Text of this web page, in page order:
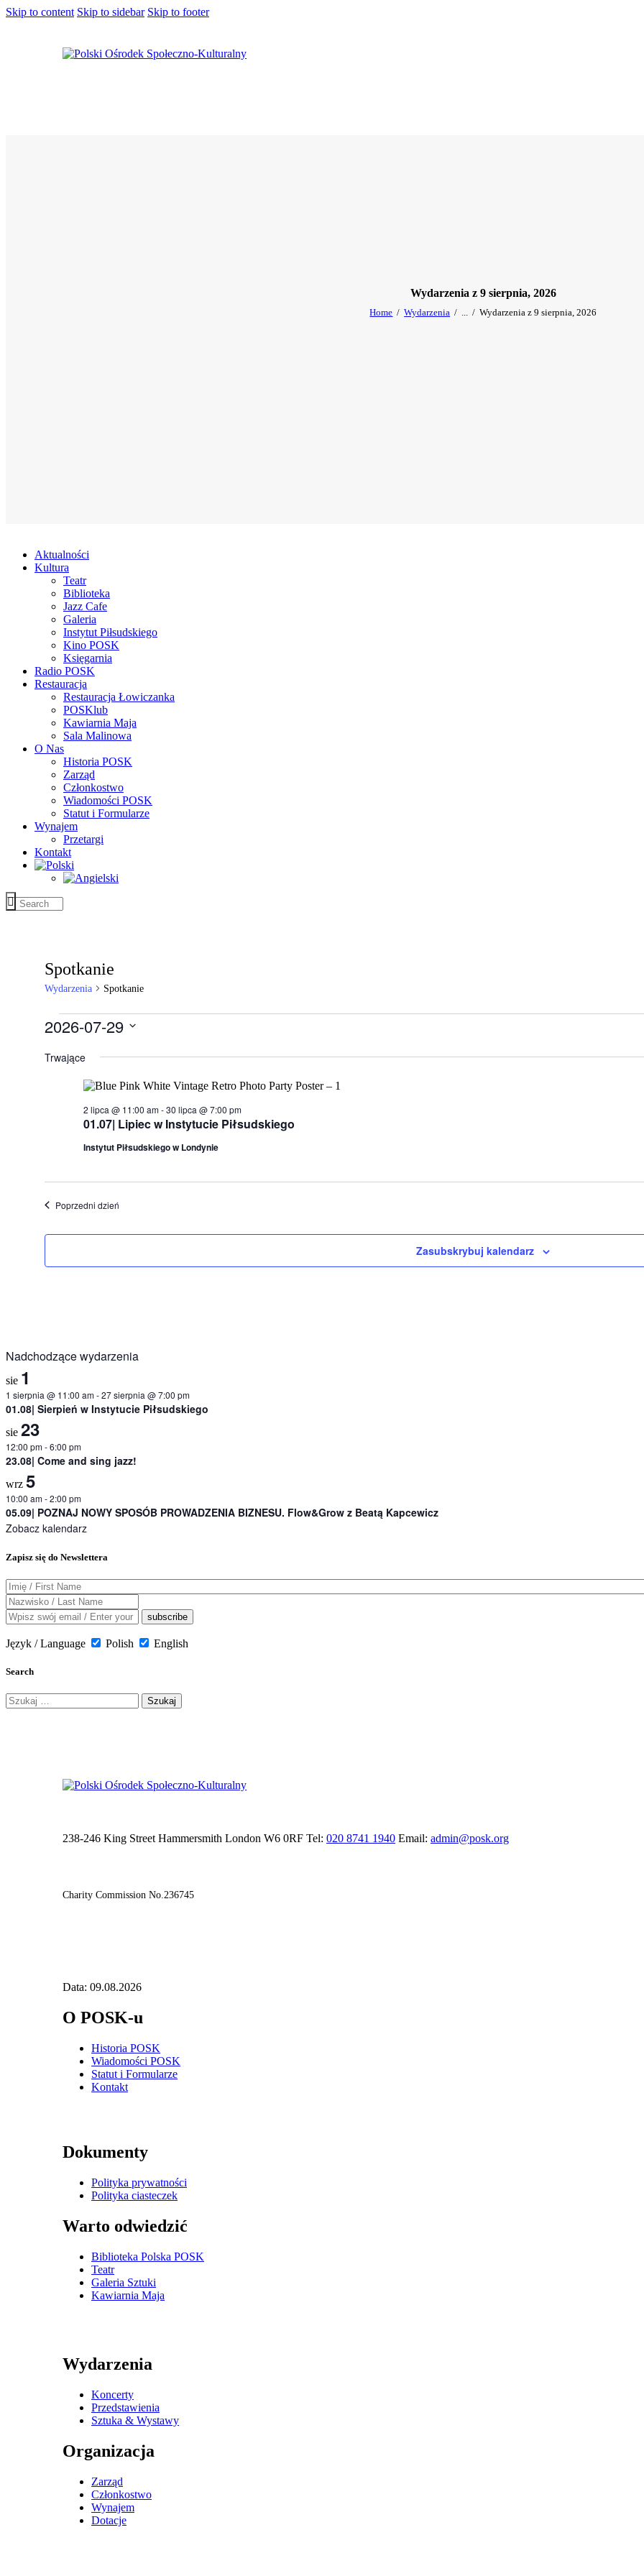
Skip to content Skip to sidebar Skip to footer
Wydarzenia z 9 sierpnia, 2026
Home Wydarzenia Wydarzenia z 9 sierpnia, 2026
Aktualności
Kultura
Teatr
Biblioteka
Jazz Cafe
Galeria
Instytut Piłsudskiego
Kino POSK
Księgarnia
Radio POSK
Restauracja
Restauracja Łowiczanka
POSKlub
Kawiarnia Maja
Sala Malinowa
O Nas
Historia POSK
Zarząd
Członkostwo
Wiadomości POSK
Statut i Formularze
Wynajem
Przetargi
Kontakt
Spotkanie
Wydarzenia Spotkanie
Wydarzenia
29
2026-07-29
datę.
Trwające
01.07| Lipiec w Instytucie Piłsudskiego
2 lipca @ 11:00 am-30 lipca @ 7:00 pm
Instytut Piłsudskiego w Londynie
Poprzedni dzień
Zasubskrybuj kalendarz
Nadchodzące wydarzenia
sie 1
1 sierpnia @ 11:00 am-27 sierpnia @ 7:00 pm
01.08| Sierpień w Instytucie Piłsudskiego
sie 23
12:00 pm-6:00 pm
23.08| Come and sing jazz!
wrz 5
10:00 am-2:00 pm
05.09| POZNAJ NOWY SPOSÓB PROWADZENIA BIZNESU. Flow&Grow z Beatą Kapcewicz
Zobacz kalendarz
Zapisz się do Newslettera
Język / Language Polish English
Search
Szukaj:
238-246 King Street Hammersmith London W6 0RF Tel: 020 8741 1940 Email: admin@posk.org
Charity Commission No.236745
Data: 09.08.2026
O POSK-u
Historia POSK
Wiadomości POSK
Statut i Formularze
Kontakt
Dokumenty
Polityka prywatności
Polityka ciasteczek
Warto odwiedzić
Biblioteka Polska POSK
Teatr
Galeria Sztuki
Kawiarnia Maja
Wydarzenia
Koncerty
Przedstawienia
Sztuka & Wystawy
Organizacja
Zarząd
Członkostwo
Wynajem
Dotacje